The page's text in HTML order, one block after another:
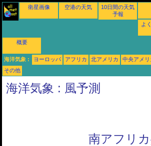
衛星画像 空港の天気
10日間の天気
予報
よ
概要
海洋気象 : ヨーロッパ アフリカ 北アメリカ 中央アメリ
その他
海洋気象 : 風予測
南アフリ